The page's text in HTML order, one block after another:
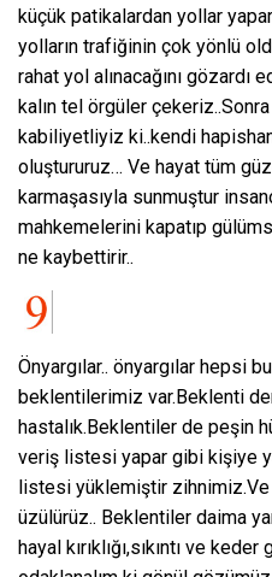
küçük patikalardan yollar
yolların trafiğinin çok yönlü
rahat yol alınacağını gözardı
kalın tel örgüler
kabiliyetliyiz ki..kendi
oluştururuz… Ve hayat tüm
karmaşasıyla sunmuştur
mahkemelerini kapatıp
ne kaybettirir..
Önyargılar.. önyargılar hepsi
beklentilerimiz var.Beklenti
hastalık.Beklentiler de peşin
veriş listesi yapar gibi kişiye
listesi yüklemiştir zihnimiz.Ve
üzülürüz.. Beklentiler daima
hayal kırıklığı,sıkıntı ve